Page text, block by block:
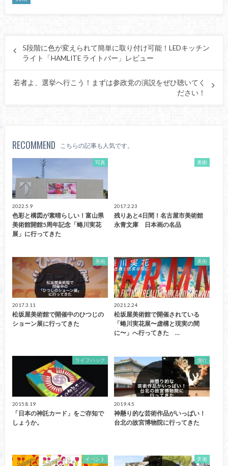
5段階に色が変えられて簡単に取り付け可能！LEDキッチン
ライト「HAMLITE ライトバー」レビュー
若者よ、選挙へ行こう！まずは参政党の演説をぜひ聴いてく
ださい！
RECOMMEND こちらの記事も人気です。
写真
2022.5.9
色彩と構図が素晴らしい！富山県
美術館開館5周年記念「蜷川実花
展」に行ってきた
美術
2017.2.23
残りあと4日間！名古屋市美術館
永青文庫 日本画の名品
美術
2017.3.11
松坂屋美術館で開催中のひつじの
ショーン展に行ってきた
美術
2021.2.24
松坂屋美術館で開催されている
「蜷川実花展〜虚構と現実の間
に〜」へ行ってきた …
ライフハック
2015.8.19
「日本の神託カード」をご存知で
しょうか。
旅行
2019.4.5
神懸り的な芸術作品がいっぱい！
台北の故宮博物院に行ってきた
イベント 美術